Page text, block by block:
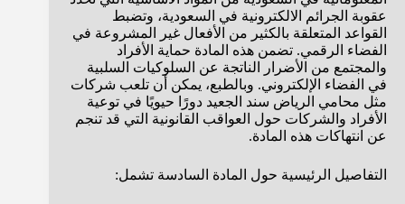
عقوبة الجرائم الالكترونية في السعودية، وتضبط
القواعد المتعلقة بالكثير من الأفعال غير المشروعة في
الفضاء الرقمي. تضمن هذه المادة حماية الأفراد
والمجتمع من الأضرار الناتجة عن السلوكيات السلبية
في الفضاء الإلكتروني. وبالطبع، يمكن أن تلعب شركات
مثل محامي الرياض سند الجعيد دورًا حيويًا في توعية
الأفراد والشركات حول العواقب القانونية التي قد تنجم
عن انتهاكات هذه المادة.
التفاصيل الرئيسية حول المادة السادسة تشمل: